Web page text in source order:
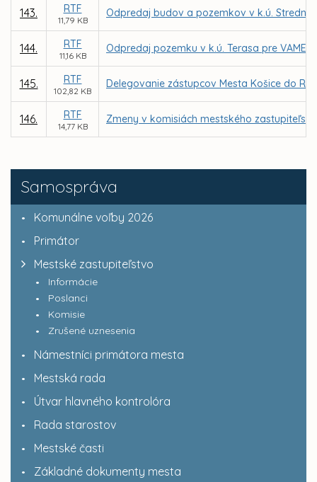
Samospráva
Komunálne voľby 2026
Primátor
Mestské zastupiteľstvo
Informácie
Poslanci
Komisie
Zrušené uznesenia
Námestníci primátora mesta
Mestská rada
Útvar hlavného kontrolóra
Rada starostov
Mestské časti
Základné dokumenty mesta
143. RTF
11,79 KB
Odpredaj budov a pozemkov v k.ú. Stredné
144. RTF
11,16 KB
Odpredaj pozemku v k.ú. Terasa pre VAMEX,
145. RTF
102,82 KB
Delegovanie zástupcov Mesta Košice do
146. RTF
14,77 KB
Zmeny v komisiách mestského